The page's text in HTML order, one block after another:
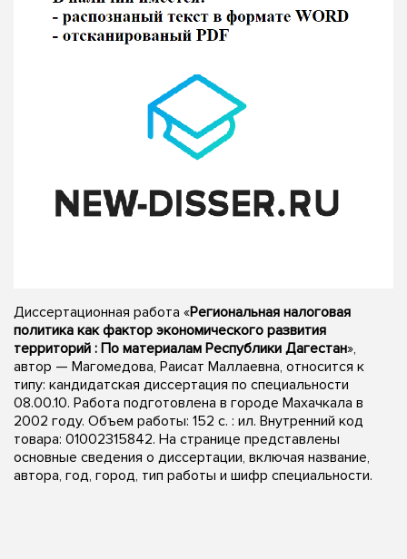
Диссертационная работа «Региональная налоговая
политика как фактор экономического развития
территорий : По материалам Республики Дагестан»,
автор — Магомедова, Раисат Маллаевна, относится к
типу: кандидатская диссертация по специальности
08.00.10. Работа подготовлена в городе Махачкала в
2002 году. Объем работы: 152 с. : ил. Внутренний код
товара: 01002315842. На странице представлены
основные сведения о диссертации, включая название,
автора, год, город, тип работы и шифр специальности.